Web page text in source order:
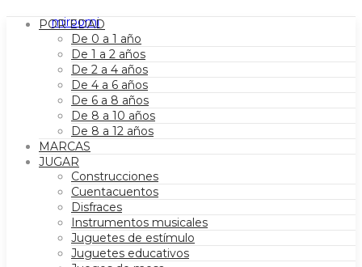
POR EDAD
De 0 a 1 año
De 1 a 2 años
De 2 a 4 años
De 4 a 6 años
De 6 a 8 años
De 8 a 10 años
De 8 a 12 años
MARCAS
JUGAR
Construcciones
Cuentacuentos
Disfraces
Instrumentos musicales
Juguetes de estímulo
Juguetes educativos